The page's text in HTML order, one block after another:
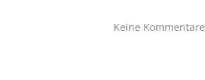
Keine Kommentare